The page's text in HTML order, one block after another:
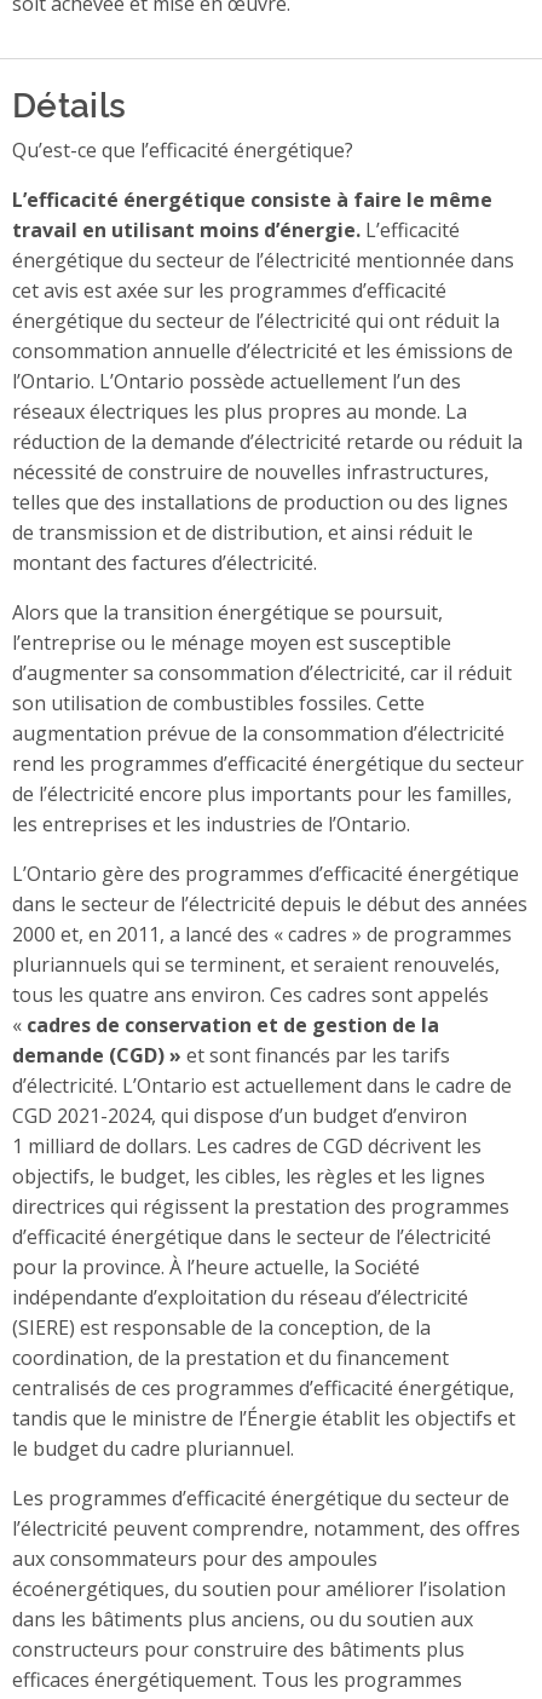
Détails
Qu’est-ce que l’efficacité énergétique?
L’efficacité énergétique consiste à faire le même
travail en utilisant moins d’énergie. L’efficacité
énergétique du secteur de l’électricité mentionnée dans
cet avis est axée sur les programmes d’efficacité
énergétique du secteur de l’électricité qui ont réduit la
consommation annuelle d’électricité et les émissions de
l’Ontario. L’Ontario possède actuellement l’un des
réseaux électriques les plus propres au monde. La
réduction de la demande d’électricité retarde ou réduit la
nécessité de construire de nouvelles infrastructures,
telles que des installations de production ou des lignes
de transmission et de distribution, et ainsi réduit le
montant des factures d’électricité.
Alors que la transition énergétique se poursuit,
l’entreprise ou le ménage moyen est susceptible
d’augmenter sa consommation d’électricité, car il réduit
son utilisation de combustibles fossiles. Cette
augmentation prévue de la consommation d’électricité
rend les programmes d’efficacité énergétique du secteur
de l’électricité encore plus importants pour les familles,
les entreprises et les industries de l’Ontario.
L’Ontario gère des programmes d’efficacité énergétique
dans le secteur de l’électricité depuis le début des années
2000 et, en 2011, a lancé des « cadres » de programmes
pluriannuels qui se terminent, et seraient renouvelés,
tous les quatre ans environ. Ces cadres sont appelés
« cadres de conservation et de gestion de la
demande (CGD) » et sont financés par les tarifs
d’électricité. L’Ontario est actuellement dans le cadre de
CGD 2021-2024, qui dispose d’un budget d’environ
1 milliard de dollars. Les cadres de CGD décrivent les
objectifs, le budget, les cibles, les règles et les lignes
directrices qui régissent la prestation des programmes
d’efficacité énergétique dans le secteur de l’électricité
pour la province. À l’heure actuelle, la Société
indépendante d’exploitation du réseau d’électricité
(SIERE) est responsable de la conception, de la
coordination, de la prestation et du financement
centralisés de ces programmes d’efficacité énergétique,
tandis que le ministre de l’Énergie établit les objectifs et
le budget du cadre pluriannuel.
Les programmes d’efficacité énergétique du secteur de
l’électricité peuvent comprendre, notamment, des offres
aux consommateurs pour des ampoules
écoénergétiques, du soutien pour améliorer l’isolation
dans les bâtiments plus anciens, ou du soutien aux
constructeurs pour construire des bâtiments plus
efficaces énergétiquement. Tous les programmes